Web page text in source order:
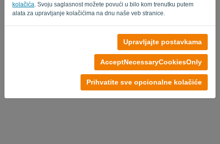
kolačića . Svoju saglasnost možete povući u bilo kom trenutku putem
alata za upravljanje kolačićima na dnu naše veb stranice.
Upravljajte postavkama
AcceptNecessaryCookiesOnly
Prihvatite sve opcionalne kolačiće
Probajte besplatno